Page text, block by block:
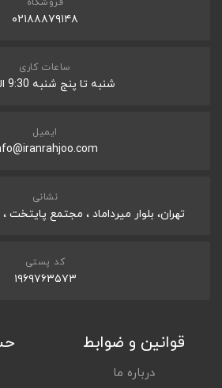
۰۲۱۸۸۸۷۹۱۴۸
ساعات کاری
شنبه تا پنج شنبه 9:30 الی 19
ایمیل
نشانی
تهران، بلوار میرداماد ، مجتمع پایتخت ،
کد پستی
۱۹۶۹۷۶۳۵۷۳
قوانین و ضوابط
درباره ما